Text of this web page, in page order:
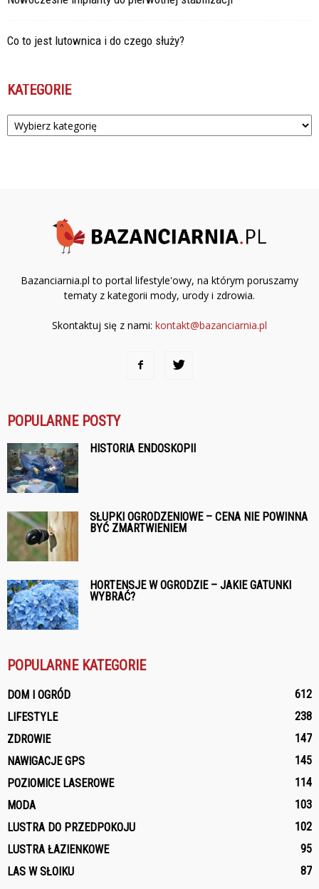
Co to jest lutownica i do czego służy?
KATEGORIE
Kategorie
Bazanciarnia.pl to portal lifestyle'owy, na którym poruszamy
tematy z kategorii mody, urody i zdrowia.
Skontaktuj się z nami: kontakt@bazanciarnia.pl
POPULARNE POSTY
HISTORIA ENDOSKOPII
SŁUPKI OGRODZENIOWE – CENA NIE POWINNA
BYĆ ZMARTWIENIEM
HORTENSJE W OGRODZIE – JAKIE GATUNKI
WYBRAĆ?
POPULARNE KATEGORIE
DOM I OGRÓD
612
LIFESTYLE
238
ZDROWIE
147
NAWIGACJE GPS
145
POZIOMICE LASEROWE
114
MODA
103
LUSTRA DO PRZEDPOKOJU
102
LUSTRA ŁAZIENKOWE
95
LAS W SŁOIKU
87